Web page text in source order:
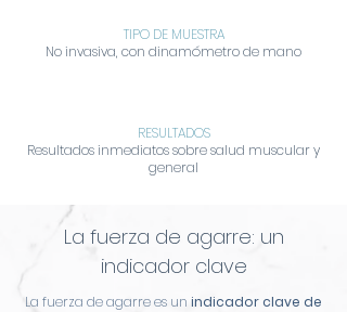
TIPO DE MUESTRA
No invasiva, con dinamómetro de mano
RESULTADOS
Resultados inmediatos sobre salud muscular y
general
La fuerza de agarre: un
indicador clave
La fuerza de agarre es un indicador clave de